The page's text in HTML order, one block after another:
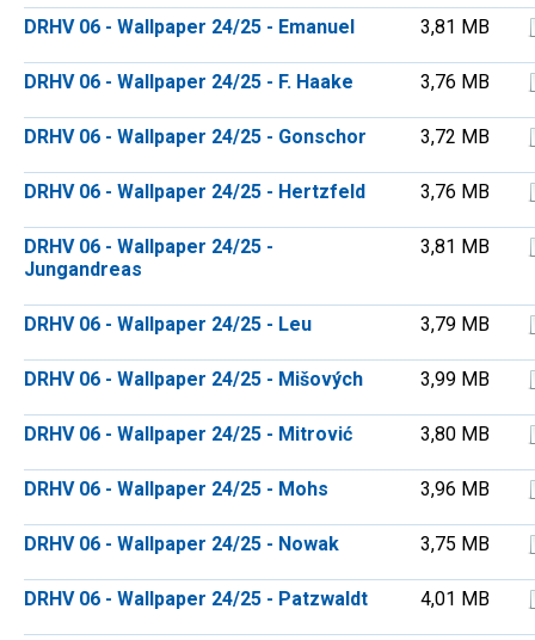
DRHV 06 - Wallpaper 24/25 - Emanuel 3,81 MB
DRHV 06 - Wallpaper 24/25 - F. Haake 3,76 MB
DRHV 06 - Wallpaper 24/25 - Gonschor 3,72 MB
DRHV 06 - Wallpaper 24/25 - Hertzfeld 3,76 MB
DRHV 06 - Wallpaper 24/25 -
Jungandreas
3,81 MB
DRHV 06 - Wallpaper 24/25 - Leu 3,79 MB
DRHV 06 - Wallpaper 24/25 - Mišových 3,99 MB
DRHV 06 - Wallpaper 24/25 - Mitrović 3,80 MB
DRHV 06 - Wallpaper 24/25 - Mohs 3,96 MB
DRHV 06 - Wallpaper 24/25 - Nowak 3,75 MB
DRHV 06 - Wallpaper 24/25 - Patzwaldt 4,01 MB